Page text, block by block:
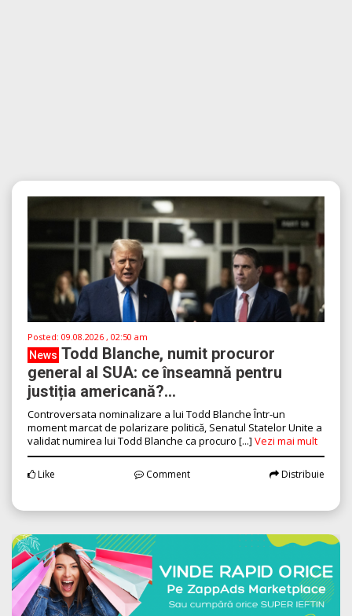
Posted: 09.08.2026 , 02:50 am
News Todd Blanche, numit procuror
general al SUA: ce înseamnă pentru
justiția americană?...
Controversata nominalizare a lui Todd Blanche Într-un
moment marcat de polarizare politică, Senatul Statelor Unite a
validat numirea lui Todd Blanche ca procuro [...] Vezi mai mult
Like Comment Distribuie